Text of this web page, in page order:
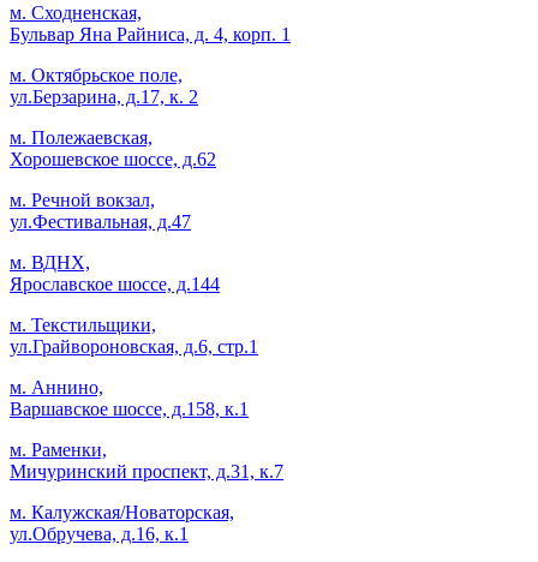
м. Сходненская,
Бульвар Яна Райниса, д. 4, корп. 1
м. Октябрьское поле,
ул.Берзарина, д.17, к. 2
м. Полежаевская,
Хорошевское шоссе, д.62
м. Речной вокзал,
ул.Фестивальная, д.47
м. ВДНХ,
Ярославское шоссе, д.144
м. Текстильщики,
ул.Грайвороновская, д.6, стр.1
м. Аннино,
Варшавское шоссе, д.158, к.1
м. Раменки,
Мичуринский проспект, д.31, к.7
м. Калужская/Новаторская,
ул.Обручева, д.16, к.1